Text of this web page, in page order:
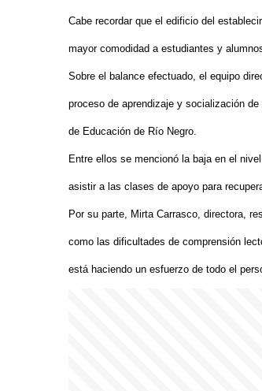
Cabe recordar que el edificio del
mayor comodidad a estudiantes y
Sobre el balance efectuado, el equipo
proceso de aprendizaje y socialización
de Educación de Río Negro.
Entre ellos se mencionó la baja en el
asistir a las clases de apoyo para
Por su parte, Mirta Carrasco, directora,
como las dificultades de comprensión
está haciendo un esfuerzo de todo el